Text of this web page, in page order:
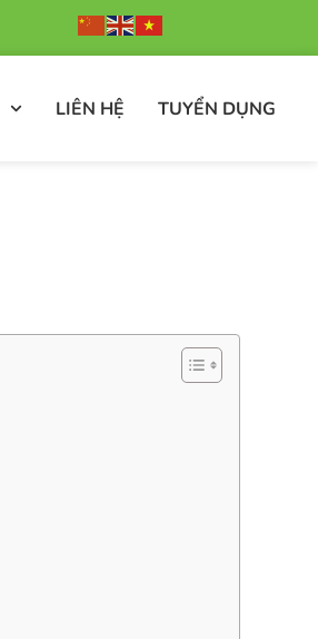
LIÊN HỆ TUYỂN DỤNG